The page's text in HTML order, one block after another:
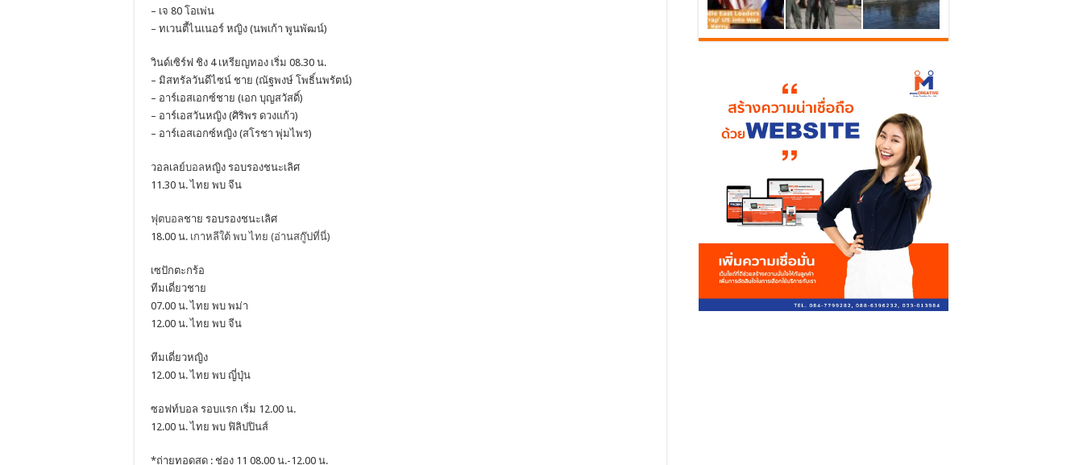
– เจ 80 โอเพ่น
– ทเวนตี้ไนเนอร์ หญิง (นพเก้า พูนพัฒน์)
วินด์เซิร์ฟ ชิง 4 เหรียญทอง เริ่ม 08.30 น.
– มิสทรัลวันดีไซน์ ชาย (ณัฐพงษ์ โพธิ์นพรัตน์)
– อาร์เอสเอกซ์ชาย (เอก บุญสวัสดิ์)
– อาร์เอสวันหญิง (ศิริพร ดวงแก้ว)
– อาร์เอสเอกซ์หญิง (สโรชา พุ่มไพร)
วอลเลย์บอลหญิง รอบรองชนะเลิศ
11.30 น. ไทย พบ จีน
ฟุตบอลชาย รอบรองชนะเลิศ
18.00 น. เกาหลีใต้ พบ ไทย (อ่านสกู๊ปที่นี่)
เซปักตะกร้อ
ทีมเดี่ยวชาย
07.00 น. ไทย พบ พม่า
12.00 น. ไทย พบ จีน
ทีมเดี่ยวหญิง
12.00 น. ไทย พบ ญี่ปุ่น
ซอฟท์บอล รอบแรก เริ่ม 12.00 น.
12.00 น. ไทย พบ ฟิลิปปินส์
*ถ่ายทอดสด : ช่อง 11 08.00 น.-12.00 น.